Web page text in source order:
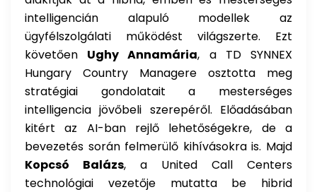
intelligencián alapuló modellek az
ügyfélszolgálati működést világszerte. Ezt
követően Ughy Annamária, a TD SYNNEX
Hungary Country Managere osztotta meg
stratégiai gondolatait a mesterséges
intelligencia jövőbeli szerepéről. Előadásában
kitért az AI-ban rejlő lehetőségekre, de a
bevezetés során felmerülő kihívásokra is. Majd
Kopcsó Balázs, a United Call Centers
technológiai vezetője mutatta be hibrid